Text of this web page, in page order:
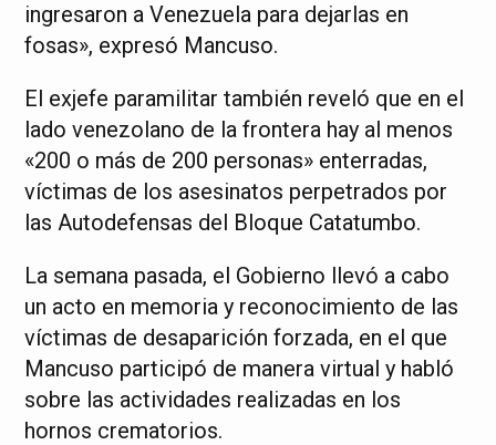
ingresaron a Venezuela para dejarlas en
fosas», expresó Mancuso.
El exjefe paramilitar también reveló que en el
lado venezolano de la frontera hay al menos
«200 o más de 200 personas» enterradas,
víctimas de los asesinatos perpetrados por
las Autodefensas del Bloque Catatumbo.
La semana pasada, el Gobierno llevó a cabo
un acto en memoria y reconocimiento de las
víctimas de desaparición forzada, en el que
Mancuso participó de manera virtual y habló
sobre las actividades realizadas en los
hornos crematorios.